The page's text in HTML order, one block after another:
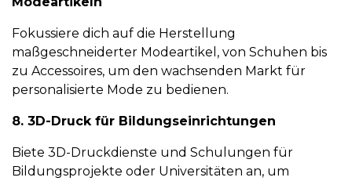
Fokussiere dich auf die Herstellung
maßgeschneiderter Modeartikel, von Schuhen bis
zu Accessoires, um den wachsenden Markt für
personalisierte Mode zu bedienen.
8. 3D-Druck für Bildungseinrichtungen
Biete 3D-Druckdienste und Schulungen für
Bildungsprojekte oder Universitäten an, um